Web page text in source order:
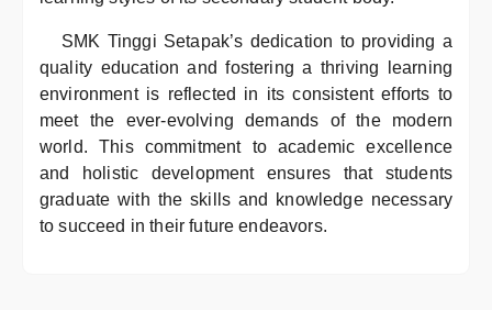
SMK Tinggi Setapak’s dedication to providing a
quality education and fostering a thriving learning
environment is reflected in its consistent efforts to
meet the ever-evolving demands of the modern
world. This commitment to academic excellence
and holistic development ensures that students
graduate with the skills and knowledge necessary
to succeed in their future endeavors.